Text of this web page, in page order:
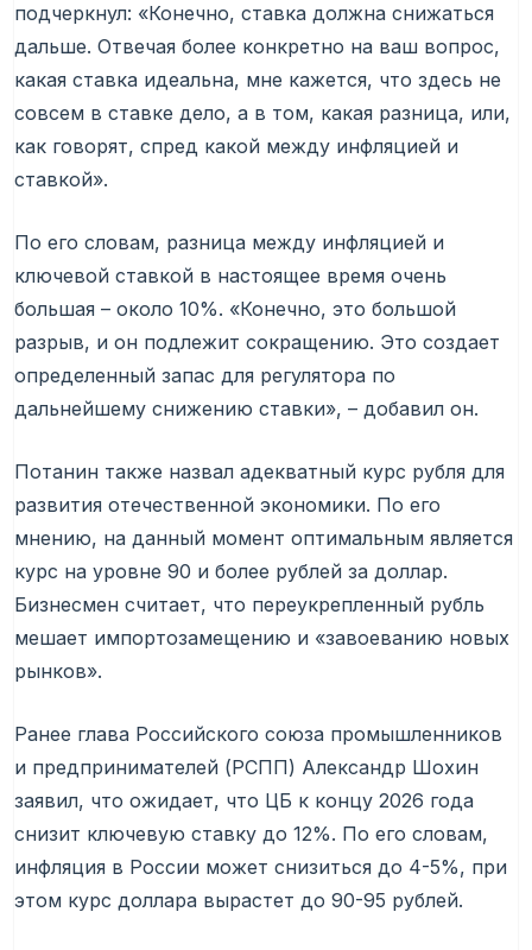
подчеркнул: «Конечно, ставка должна снижаться
дальше. Отвечая более конкретно на ваш вопрос,
какая ставка идеальна, мне кажется, что здесь не
совсем в ставке дело, а в том, какая разница, или,
как говорят, спред какой между инфляцией и
ставкой».
По его словам, разница между инфляцией и
ключевой ставкой в настоящее время очень
большая – около 10%. «Конечно, это большой
разрыв, и он подлежит сокращению. Это создает
определенный запас для регулятора по
дальнейшему снижению ставки», – добавил он.
Потанин также назвал адекватный курс рубля для
развития отечественной экономики. По его
мнению, на данный момент оптимальным является
курс на уровне 90 и более рублей за доллар.
Бизнесмен считает, что переукрепленный рубль
мешает импортозамещению и «завоеванию новых
рынков».
Ранее глава Российского союза промышленников
и предпринимателей (РСПП) Александр Шохин
заявил, что ожидает, что ЦБ к концу 2026 года
снизит ключевую ставку до 12%. По его словам,
инфляция в России может снизиться до 4-5%, при
этом курс доллара вырастет до 90-95 рублей.